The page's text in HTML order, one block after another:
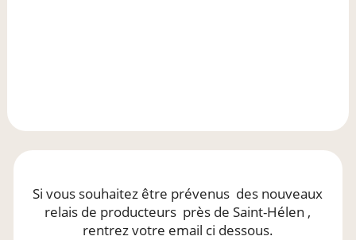
Si vous souhaitez être prévenus des nouveaux
relais de producteurs près de Saint-Hélen ,
rentrez votre email ci dessous.